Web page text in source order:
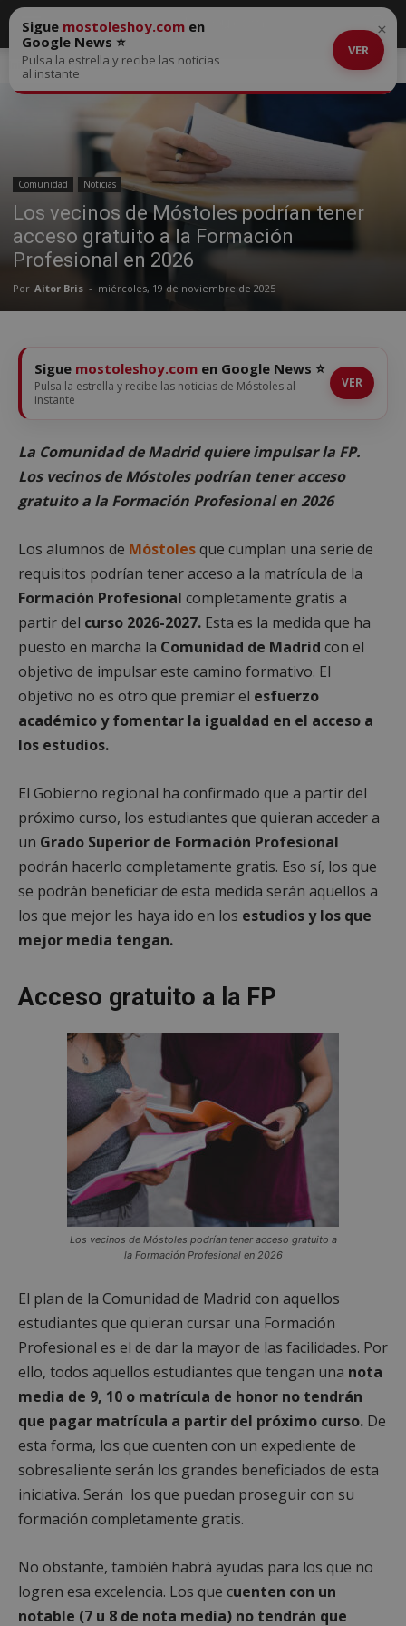
Inicio Comunidad
Comunidad Noticias
Los vecinos de Móstoles podrían tener
acceso gratuito a la Formación
Profesional en 2026
Por Aitor Bris - miércoles, 19 de noviembre de 2025
Sigue mostoleshoy.com en
Google News ⭐
Pulsa la estrella y recibe las noticias
al instante
VER
×
Sigue mostoleshoy.com en Google News ⭐
Pulsa la estrella y recibe las noticias de Móstoles al
instante
VER
La Comunidad de Madrid quiere impulsar la FP.
Los vecinos de Móstoles podrían tener acceso
gratuito a la Formación Profesional en 2026
Los alumnos de Móstolesque cumplan una serie de
requisitos podrían tener acceso a la matrícula de la
Formación Profesional completamente gratis a
partir del curso 2026-2027. Esta es la medida que ha
puesto en marcha la Comunidad de Madrid con el
objetivo de impulsar este camino formativo. El
objetivo no es otro que premiar el esfuerzo
académico y fomentar la igualdad en el acceso a
los estudios.
El Gobierno regional ha confirmado que a partir del
próximo curso, los estudiantes que quieran acceder a
un Grado Superior de Formación Profesional
podrán hacerlo completamente gratis. Eso sí, los que
se podrán beneficiar de esta medida serán aquellos a
los que mejor les haya ido en los estudios y los que
mejor media tengan.
Acceso gratuito a la FP
Los vecinos de Móstoles podrían tener acceso gratuito a
la Formación Profesional en 2026
El plan de la Comunidad de Madrid con aquellos
estudiantes que quieran cursar una Formación
Profesional es el de dar la mayor de las facilidades. Por
ello, todos aquellos estudiantes que tengan una nota
media de 9, 10 o matrícula de honor no tendrán
que pagar matrícula a partir del próximo curso. De
esta forma, los que cuenten con un expediente de
sobresaliente serán los grandes beneficiados de esta
iniciativa. Serán los que puedan proseguir con su
formación completamente gratis.
No obstante, también habrá ayudas para los que no
logren esa excelencia. Los que cuenten con un
notable (7 u 8 de nota media) no tendrán que